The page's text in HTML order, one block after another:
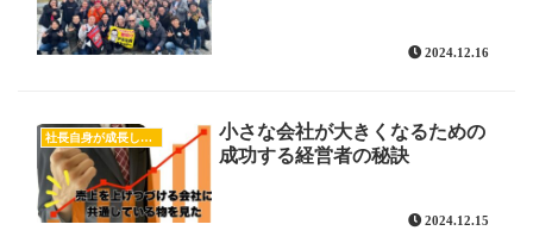
2024.12.16
社長自身が成長したい
小さな会社が大きくなるための
成功する経営者の秘訣
2024.12.15